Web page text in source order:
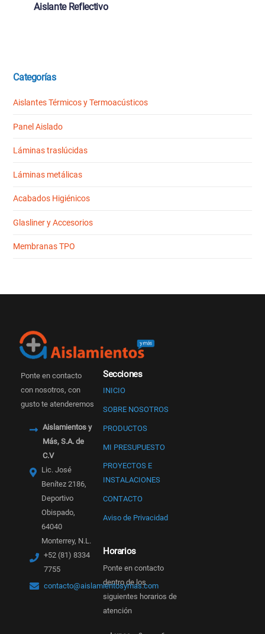
Aislante Reflectivo
Categorías
Aislantes Térmicos y Termoacústicos
Panel Aislado
Láminas traslúcidas
Láminas metálicas
Acabados Higiénicos
Glasliner y Accesorios
Membranas TPO
Ponte en contacto
con nosotros, con
gusto te atenderemos
Aislamientos y
Más, S.A. de
C.V
Lic. José
Benítez 2186,
Deportivo
Obispado,
64040
Monterrey, N.L.
+52 (81) 8334
7755
contacto@aislamientosymas.com
Secciones
INICIO
SOBRE NOSOTROS
PRODUCTOS
MI PRESUPUESTO
PROYECTOS E
INSTALACIONES
CONTACTO
Aviso de Privacidad
Horarios
Ponte en contacto
dentro de los
siguientes horarios de
atención